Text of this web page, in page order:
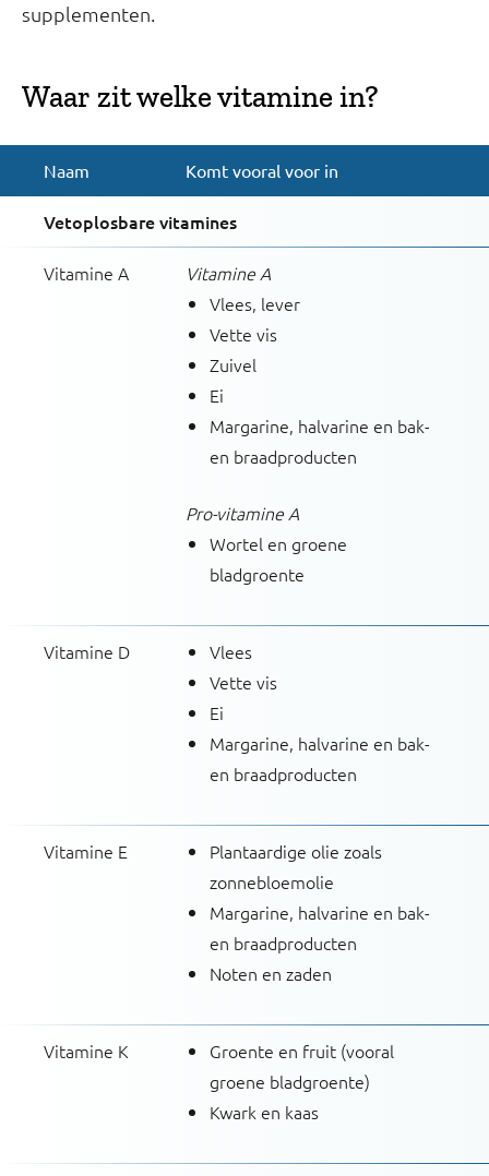
supplementen.
Waar zit welke vitamine in?
Naam Komt vooral voor in
Vetoplosbare vitamines
Vitamine A
Vitamine A
Vlees, lever
Vette vis
Zuivel
Ei
Margarine, halvarine en bak-
en braadproducten
Pro-vitamine A
Wortel en groene
bladgroente
Vitamine D
Vlees
Vette vis
Ei
Margarine, halvarine en bak-
en braadproducten
Vitamine E
Plantaardige olie zoals
zonnebloemolie
Margarine, halvarine en bak-
en braadproducten
Noten en zaden
Vitamine K
Groente en fruit (vooral
groene bladgroente)
Kwark en kaas